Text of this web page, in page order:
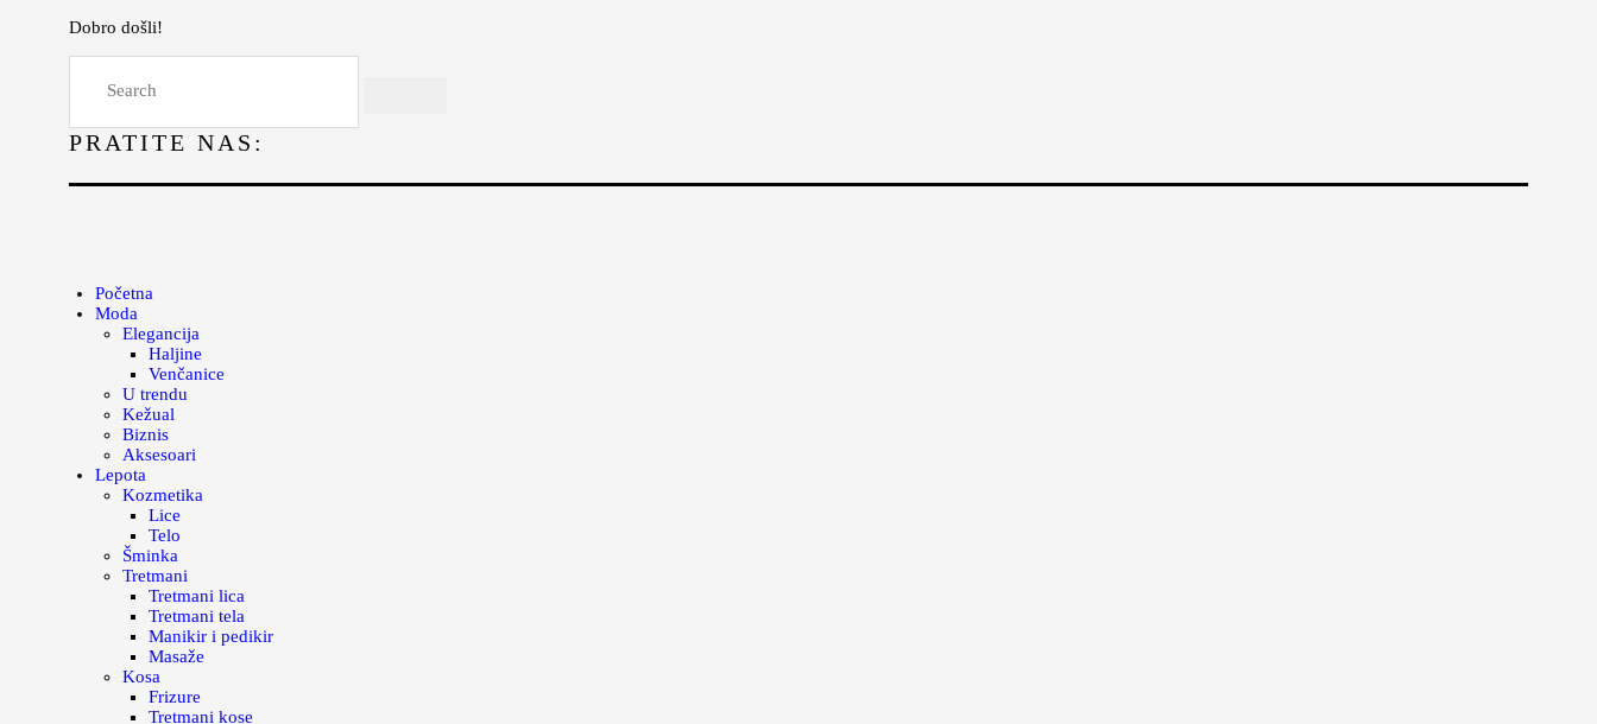
Dobro došli!
PRATITE NAS:
Početna
Moda
Elegancija
Haljine
Venčanice
U trendu
Kežual
Biznis
Aksesoari
Lepota
Kozmetika
Lice
Telo
Šminka
Tretmani
Tretmani lica
Tretmani tela
Manikir i pedikir
Masaže
Kosa
Frizure
Tretmani kose
Lepota
Kuhinja
Magazin